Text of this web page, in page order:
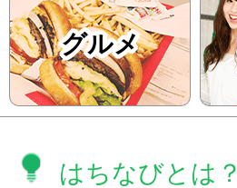
グルメ
はちなびとは？